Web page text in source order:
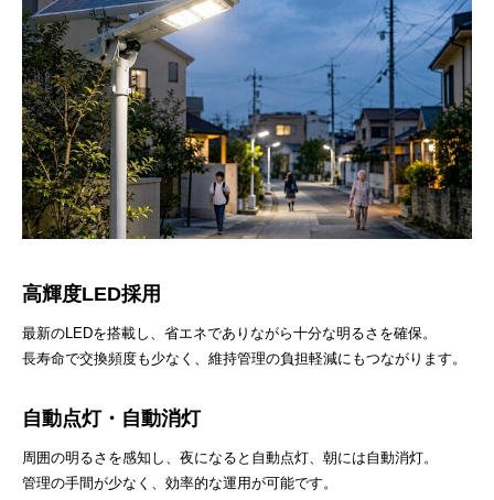
高輝度LED採用
最新のLEDを搭載し、省エネでありながら十分な明るさを確保。
長寿命で交換頻度も少なく、維持管理の負担軽減にもつながります。
自動点灯・自動消灯
周囲の明るさを感知し、夜になると自動点灯、朝には自動消灯。
管理の手間が少なく、効率的な運用が可能です。